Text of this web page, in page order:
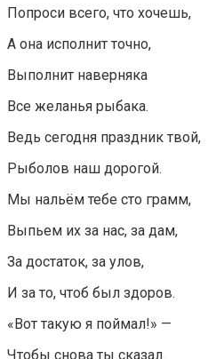
Попроси всего, что хочешь,
А она исполнит точно,
Выполнит наверняка
Все желанья рыбака.
Ведь сегодня праздник твой,
Рыболов наш дорогой.
Мы нальём тебе сто грамм,
Выпьем их за нас, за дам,
За достаток, за улов,
И за то, чтоб был здоров.
«Вот такую я поймал!» —
Чтобы снова ты сказал.